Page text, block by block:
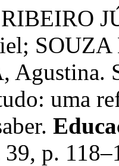
SOUZA
uma
p.